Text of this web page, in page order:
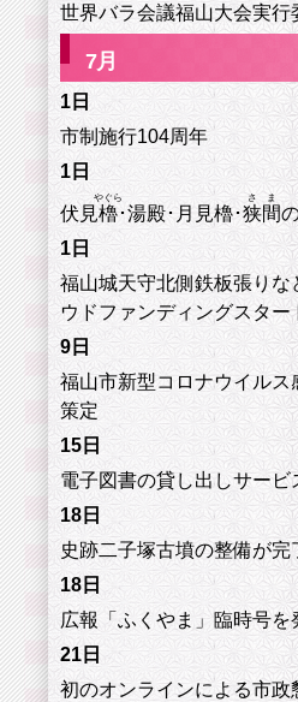
世界バラ会議福山大会実行
7月
1日
市制施行104周年
1日
伏見櫓
やぐら
･湯殿･月見櫓･狭間
さま
1日
福山城天守北側鉄板張り
ウドファンディングスター
9日
福山市新型コロナウイル
策定
15日
電子図書の貸し出しサービ
18日
史跡二子塚古墳の整備が
18日
広報「ふくやま」臨時号を
21日
初のオンラインによる市政